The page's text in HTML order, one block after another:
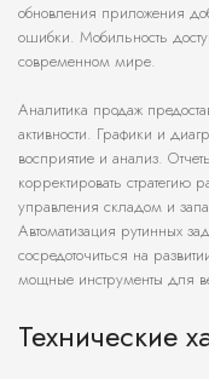
обновления приложения
ошибки. Мобильность
современном мире.
Аналитика продаж
активности. Графики и
восприятие и анализ.
корректировать стратегию
управления складом и
Автоматизация рутинных
сосредоточиться на
мощные инструменты для
Технические